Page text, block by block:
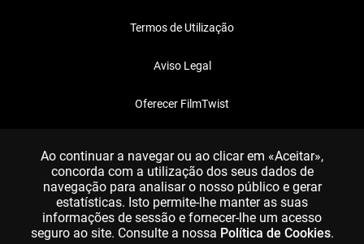
Termos de Utilização
Aviso Legal
Oferecer FilmTwist
Ao continuar a navegar ou ao clicar em «Aceitar»,
concorda com a utilização dos seus dados de
navegação para analisar o nosso público e gerar
estatísticas. Isto permite-lhe manter as suas
informações de sessão e fornecer-lhe um acesso
seguro ao site. Consulte a nossa Política de Cookies.